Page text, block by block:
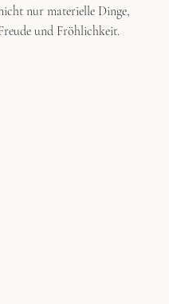
nur materielle Dinge,
und Fröhlichkeit.